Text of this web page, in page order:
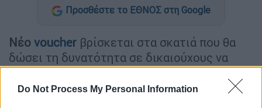
Do Not Process My Personal Information
Προσθέστε το ΕΘΝΟΣ στη Google
Νέο voucher βρίσκεται στα σκατιά που θα
δώσει τη δυνατότητα σε δικαιούχους να
προχωρήσουν στην αγοράsmartphone.
Στόχος η δραστική μείωση του ψηφιακού